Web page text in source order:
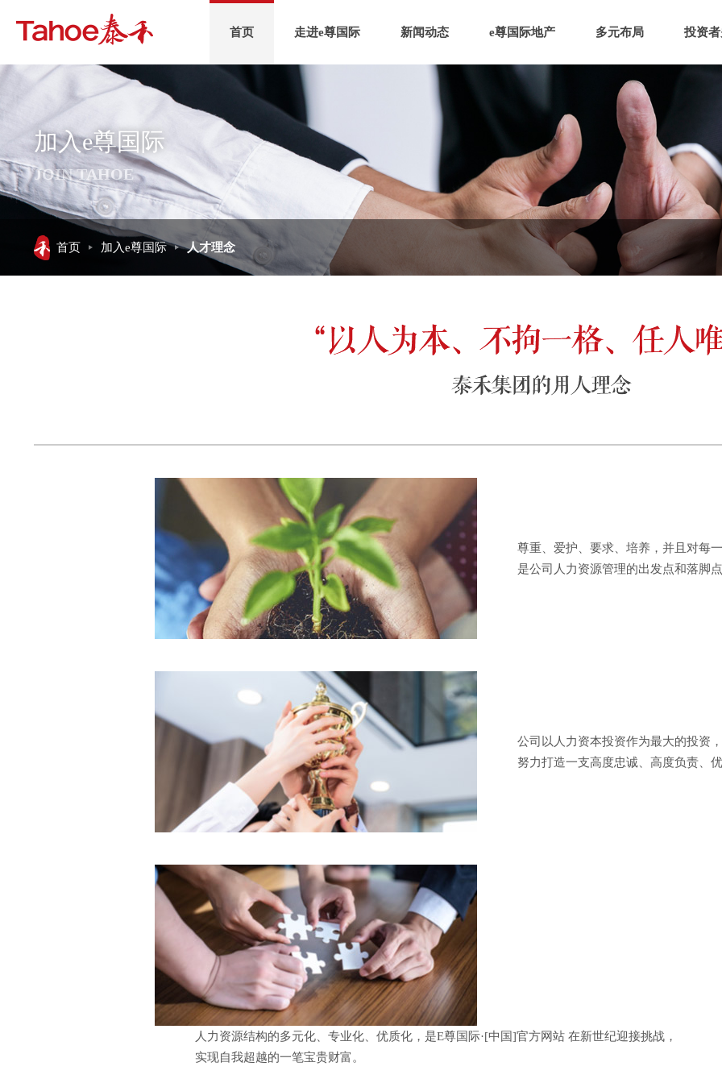
首页 走进e尊国际 新闻动态 e尊国际地产 多元布局 投资
加入e尊国际
JOIN TAHOE
首页 加入e尊国际 人才理念
尊重、爱护、要求、培养，并且对每
是公司人力资源管理的出发点和落脚点
公司以人力资本投资作为最大的投资，
努力打造一支高度忠诚、高度负责、
人力资源结构的多元化、专业化、优质化，是E尊国际·[中国]官方网站 在新世纪迎接挑战，
实现自我超越的一笔宝贵财富。